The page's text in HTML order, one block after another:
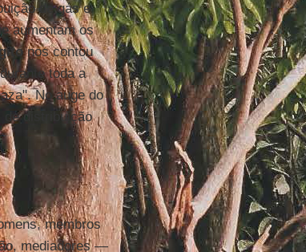
de gás e
aumentam os
nos contou
toda a
No auge do
de distribuição
membros
mediadores —